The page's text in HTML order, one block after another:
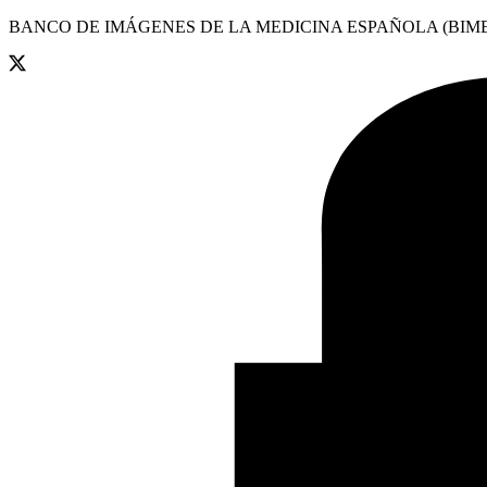
BANCO DE IMÁGENES DE LA MEDICINA ESPAÑOLA